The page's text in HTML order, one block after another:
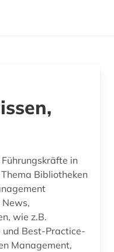
in
Bibliotheken
News,
wie z.B.
Best-Practice-
Management,